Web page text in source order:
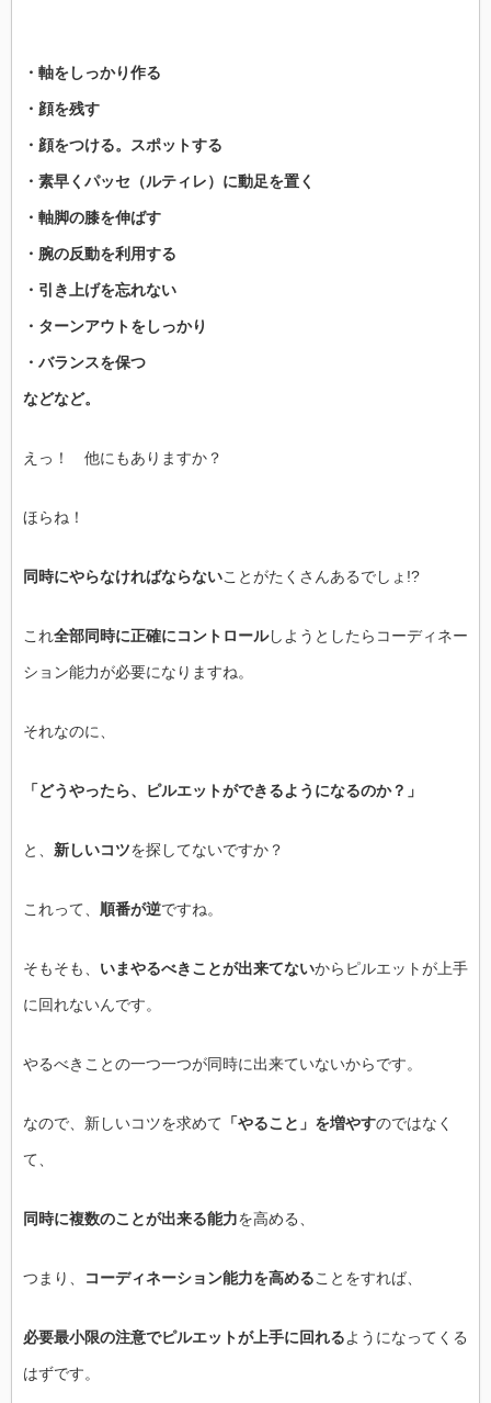
・軸をしっかり作る
・顔を残す
・顔をつける。スポットする
・素早くパッセ（ルティレ）に動足を置く
・軸脚の膝を伸ばす
・腕の反動を利用する
・引き上げを忘れない
・ターンアウトをしっかり
・バランスを保つ
などなど。
えっ！ 他にもありますか？
ほらね！
同時にやらなければならないことがたくさんあるでしょ!?
これ全部同時に正確にコントロールしようとしたらコーディネー
ション能力が必要になりますね。
それなのに、
「どうやったら、ピルエットができるようになるのか？」
と、 新しいコツを探してないですか？
これって、 順番が逆ですね。
そもそも、 いまやるべきことが出来てないからピルエットが上手
に回れないんです。
やるべきことの一つ一つが同時に出来ていないからです。
なので、新しいコツを求めて 「やること」を増やすのではなく
て、
同時に複数のことが出来る能力を高める、
つまり、 コーディネーション能力を高めることをすれば、
必要最小限の注意でピルエットが上手に回れるようになってくる
はずです。